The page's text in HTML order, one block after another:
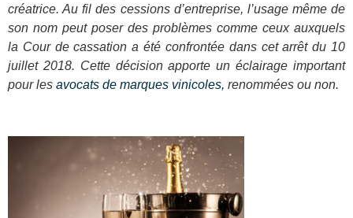
créatrice. Au fil des cessions d’entreprise, l’usage même de
son nom peut poser des problèmes comme ceux auxquels
la Cour de cassation a été confrontée dans cet arrêt du 10
juillet 2018. Cette décision apporte un éclairage important
pour les avocats de marques vinicoles, renommées ou non.